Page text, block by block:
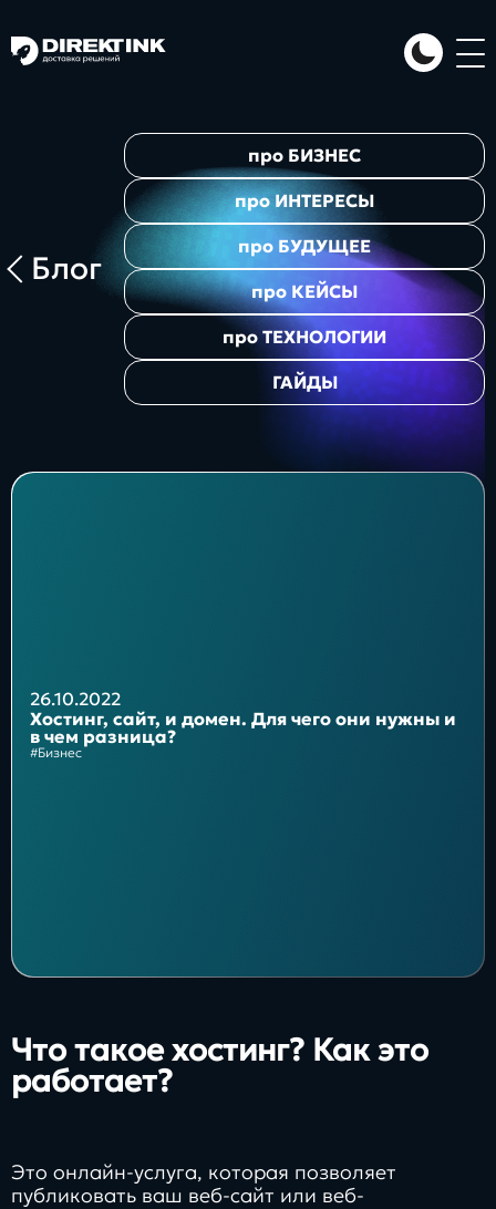
Направления
Web System
Проекты
бриф
Контакты
Блог
про БИЗНЕС
про ИНТЕРЕСЫ
про БУДУЩЕЕ
про КЕЙСЫ
проТЕХНОЛОГИИ
ГАЙДЫ
26.10.2022
Хостинг, сайт, и домен. Для чего они нужны и
в чем разница?
#Бизнес
Что такое хостинг? Как это
работает?
Это онлайн-услуга, которая позволяет
публиковать ваш веб-сайт или веб-